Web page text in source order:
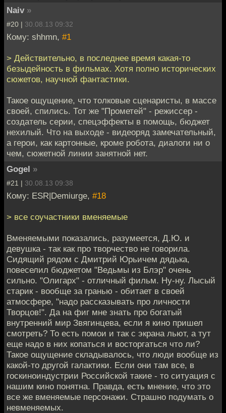
Naiv »
#20 | 30.08.13 09:32
Кому: shhmn, #1
> Действительно, в последнее время какая-то
безыдейность в фильмах. Хотя полно исторических
сюжетов, научной фантастики.
Такое ощущение, что толковые сценаристы, в массе
своей, спились. Тот же "Прометей" - режиссер -
создатель серии, спецэффекты в помощь, бюджет
нехилый. Что на выходе - видеоряд замечательный,
а герои, как картонные, кроме робота, диалоги ни о
чем, сюжетной линии занятной нет.
Gogel »
#21 | 30.08.13 09:38
Кому: ESR|Demiurge, #18
> все соучастники вменяемые
Вменяемыми показались, разумеется, Д.Ю. и
девушка - так как про творчество не говорила.
Сидящий рядом с Дмитрий Юрьичем дядька,
повеселил бюджетом "Ведьмы из Блэр" очень
сильно. "Олигарх" - отличный фильм. Ну-ну. Лысый
старик - вообще за гранью - обитает в своей
атмосфере, "надо рассказывать про личности
Творцов!". Да на фиг мне знать про богатый
внутренний мир Звягинцева, если я кино пришел
смотреть? То есть помои и так с экрана льют, а тут
еще надо в них копаться и восторгаться что ли?
Такое ощущение складывалось, что люди вообще из
какой-то другой галактики. Если они там все, в
госкиноиндустрии Российской такие - то ситуация с
нашим кино понятна. Правда, есть мнение, что это
все же вменяемые персонажи. Страшно подумать о
невменяемых.